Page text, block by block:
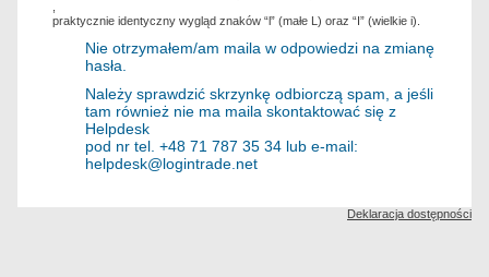
praktycznie identyczny wygląd znaków “l” (małe L) oraz “I” (wielkie i).
Nie otrzymałem/am maila w odpowiedzi na zmianę
hasła.
Należy sprawdzić skrzynkę odbiorczą spam, a jeśli
tam również nie ma maila skontaktować się z
Helpdesk
pod nr tel. +48 71 787 35 34 lub e-mail:
helpdesk@logintrade.net
Deklaracja dostępności